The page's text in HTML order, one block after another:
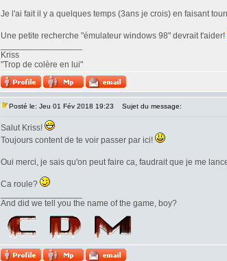
Je l'ai fait il y a quelques temps (3ans je crois) en faisant
Une petite recherche "émulateur windows 98" devrait t'aider!
Kriss
"Trop de colère en lui"
Posté le: Jeu 01 Fév 2018 19:23 Sujet du message:
Salut Kriss!
Toujours content de te voir passer par ici!
Oui merci, je sais qu'on peut faire ca, faudrait que je me
Ca roule?
And did we tell you the name of the game, boy?